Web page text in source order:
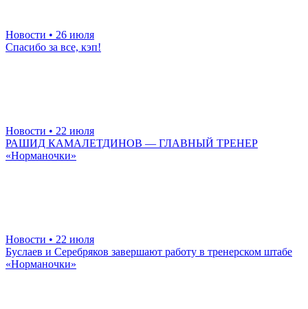
Новости • 26 июля
Спасибо за все, кэп!
Новости • 22 июля
РАШИД КАМАЛЕТДИНОВ — ГЛАВНЫЙ ТРЕНЕР
«Норманочки»
Новости • 22 июля
Буслаев и Серебряков завершают работу в тренерском штабе
«Норманочки»